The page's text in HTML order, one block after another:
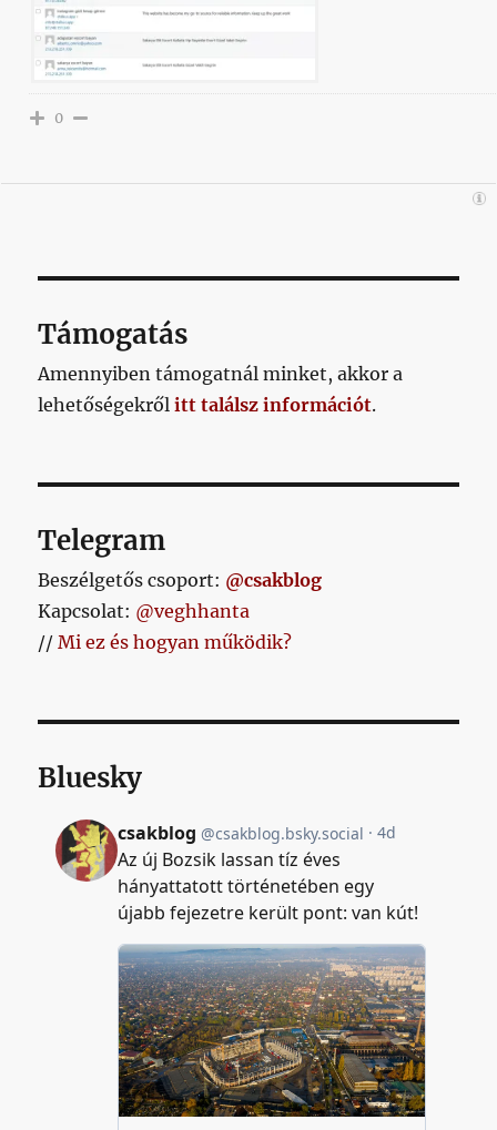
0
Támogatás
Amennyiben támogatnál minket, akkor a
lehetőségekrőlitt találsz információt.
Telegram
Beszélgetős csoport: @csakblog
Kapcsolat: @veghhanta
//Mi ez és hogyan működik?
Bluesky